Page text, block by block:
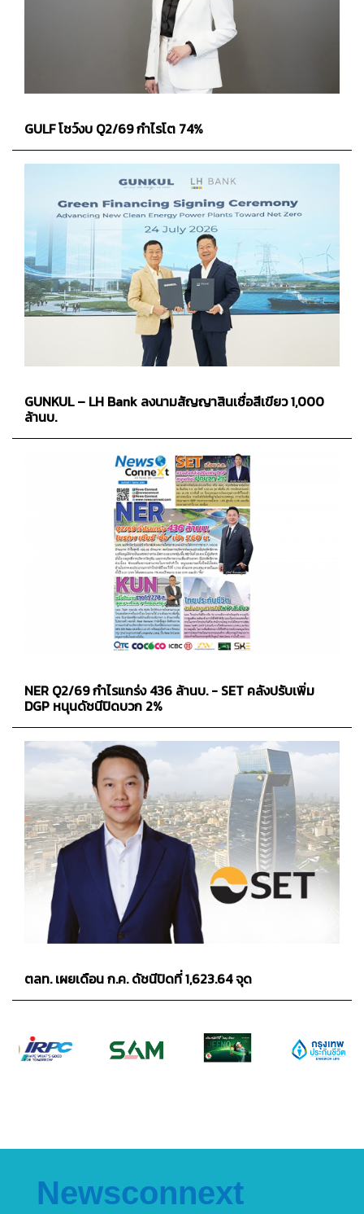
GULF โชว์งบ Q2/69 กำไรโต 74%
GUNKUL – LH Bank ลงนามสัญญาสินเชื่อสีเขียว 1,000
ล้านบ.
NER Q2/69 กำไรแกร่ง 436 ล้านบ. - SET คลังปรับเพิ่ม
DGP หนุนดัชนีปิดบวก 2%
ตลท. เผยเดือน ก.ค. ดัชนีปิดที่ 1,623.64 จุด
Newsconnext